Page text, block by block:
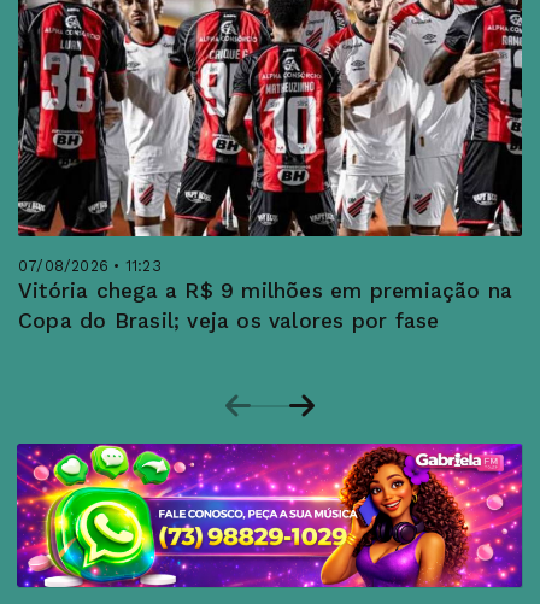
07/08/2026 • 11:23
Vitória chega a R$ 9 milhões em premiação na
Copa do Brasil; veja os valores por fase